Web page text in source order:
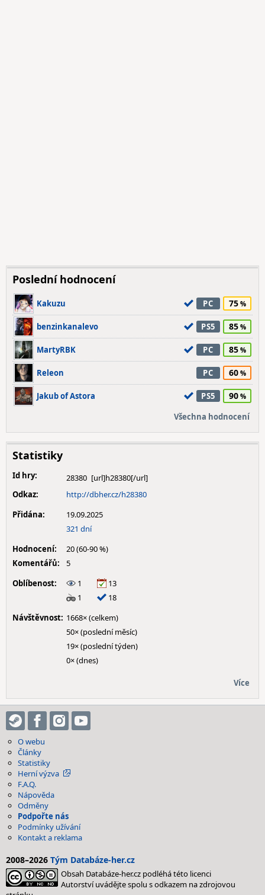
Poslední hodnocení
Kakuzu PC 75
benzinkanalevo PS5 85
MartyRBK PC 85
Releon PC 60
Jakub of Astora PS5 90
Všechna hodnocení
Statistiky
Id hry:
28380
Odkaz:
http://dbher.cz/h28380
Přidána:
19.09.2025
321 dní
Hodnocení:
20 (60-90 %)
Komentářů:
5
Oblíbenost:
1
13
1
18
Návštěvnost: 1668× (celkem)
50× (poslední měsíc)
19× (poslední týden)
0× (dnes)
Více
O webu
Články
Statistiky
Herní výzva
F.A.Q.
Nápověda
Odměny
Podpořte nás
Podmínky užívání
Kontakt a reklama
2008–2026 Tým Databáze-her.cz
Obsah Databáze-her.cz podléhá této licenci
Autorství uvádějte spolu s odkazem na zdrojovou